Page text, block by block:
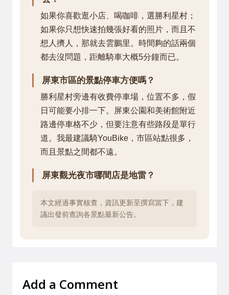
如果你喜歡逛小店、喝咖啡，選勝利星村；
如果你只想快速拍幾張好看的照片，而且不
想人擠人，那就去雲鵬里。時間夠的話兩個
都去沒問題，距離騎車大概5分鐘而已。
屏東市區的景點停車方便嗎？
勝利星村旁邊有收費停車場，位置不多，假
日可能要小排一下。屏東公園和美術館附近
路邊停車格不少，但要注意有些路段是單行
道。我最建議騎YouBike，市區站點很多，
而且景點之間都不遠。
屏東觀光夜市哪間店是地雷？
本文經過事實核查，資訊更新至撰寫當下，建
議出發前查詢各景點最新公告。
Add a Comment